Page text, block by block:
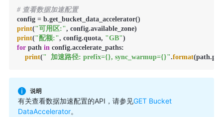
# 查看数据加速配置
print("可用区:"
print("配额:", config.quota, "GB"
for path in config.accelerate_paths:
print("  加速路径: prefix={}, sync_warmup={}".format
有关查看数据加速配置的API，请参见GET Bucket
DataAccelerator。